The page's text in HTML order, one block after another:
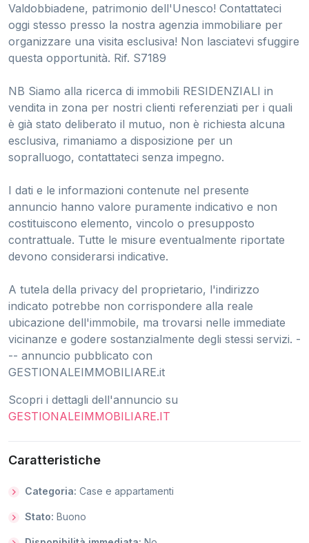
Valdobbiadene, patrimonio dell'Unesco! Contattateci
oggi stesso presso la nostra agenzia immobiliare per
organizzare una visita esclusiva! Non lasciatevi sfuggire
questa opportunità. Rif. S7189
NB Siamo alla ricerca di immobili RESIDENZIALI in
vendita in zona per nostri clienti referenziati per i quali
è già stato deliberato il mutuo, non è richiesta alcuna
esclusiva, rimaniamo a disposizione per un
sopralluogo, contattateci senza impegno.
I dati e le informazioni contenute nel presente
annuncio hanno valore puramente indicativo e non
costituiscono elemento, vincolo o presupposto
contrattuale. Tutte le misure eventualmente riportate
devono considerarsi indicative.
A tutela della privacy del proprietario, l'indirizzo
indicato potrebbe non corrispondere alla reale
ubicazione dell'immobile, ma trovarsi nelle immediate
vicinanze e godere sostanzialmente degli stessi servizi. -
-- annuncio pubblicato con
GESTIONALEIMMOBILIARE.it
Scopri i dettagli dell'annuncio su
GESTIONALEIMMOBILIARE.IT
Caratteristiche
Categoria: Case e appartamenti
Stato: Buono